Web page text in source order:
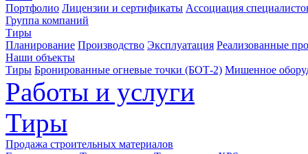
Портфолио Лицензии и сертификаты Ассоциация
Группа компаний
Тиры
Планирование Производство Эксплуатация Реализованные
Наши объекты
Тиры Бронированные огневые точки (БОТ-2) Мишенное
Работы и услуги
Тиры
Продажа строительных материалов